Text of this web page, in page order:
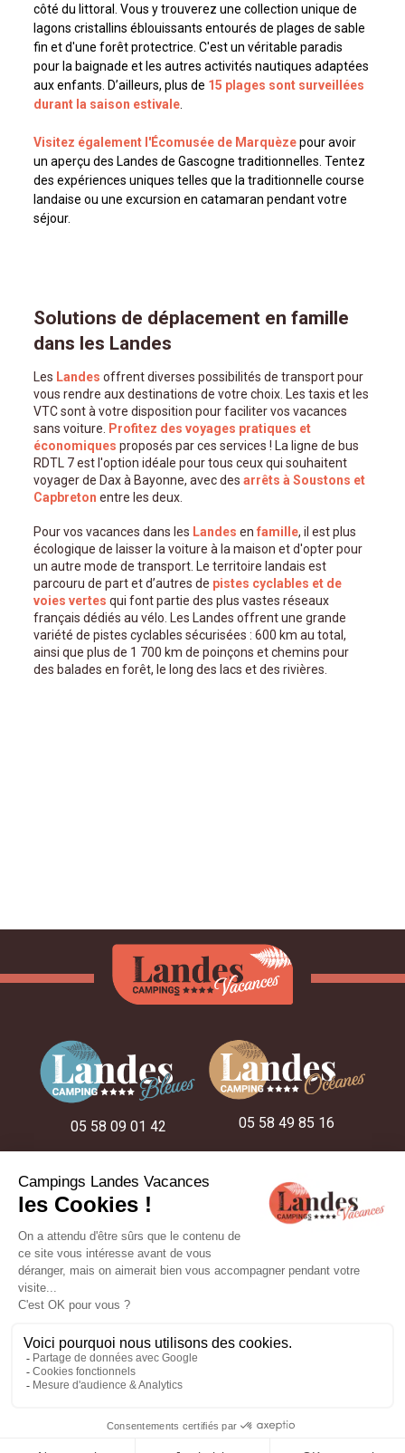
côté du littoral. Vous y trouverez une collection unique de
lagons cristallins éblouissants entourés de plages de sable
fin et d'une forêt protectrice. C'est un véritable paradis
pour la baignade et les autres activités nautiques adaptées
aux enfants. D’ailleurs, plus de 15 plages sont surveillées
durant la saison estivale
Visitez également l'Écomusée de Marquèzepour avoir
un aperçu des Landes de Gascogne traditionnelles. Tentez
des expériences uniques telles que la traditionnelle course
landaise ou une excursion en catamaran pendant votre
séjour.
Solutions de déplacement en famille
dans les Landes
Les Landes offrent diverses possibilités de transport pour
vous rendre aux destinations de votre choix. Les taxis et les
VTC sont à votre disposition pour faciliter vos vacances
sans voiture. Profitez des voyages pratiques et
économiques proposés par ces services ! La ligne de bus
RDTL 7 est l'option idéale pour tous ceux qui souhaitent
voyager de Dax à Bayonne, avec desarrêts à Soustons et
Capbreton entre les deux.
Pour vos vacances dans les Landes enfamille, il est plus
écologique de laisser la voiture à la maison et d'opter pour
un autre mode de transport. Le territoire landais est
parcouru de part et d’autres de pistes cyclables et de
voies vertes qui font partie des plus vastes réseaux
français dédiés au vélo. Les Landes offrent une grande
variété de pistes cyclables sécurisées : 600 km au total,
ainsi que plus de 1 700 km de poinçons et chemins pour
des balades en forêt, le long des lacs et des rivières.
05 58 09 01 42 05 58 49 85 16
05 58 48 22 52
NOS IDÉES SÉJOUR
NOS HÉBERGEMENTS